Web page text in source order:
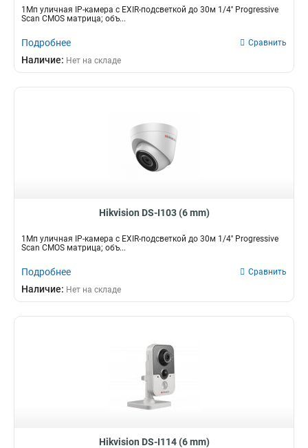
1Мп уличная IP-камера с EXIR-подсветкой до 30м 1/4'' Progressive
Scan CMOS матрица; объ...
Подробнее Сравнить
Наличие: Нет на складе
Hikvision DS-I103 (6 mm)
1Мп уличная IP-камера с EXIR-подсветкой до 30м 1/4'' Progressive
Scan CMOS матрица; объ...
Подробнее Сравнить
Наличие: Нет на складе
Hikvision DS-I114 (6 mm)